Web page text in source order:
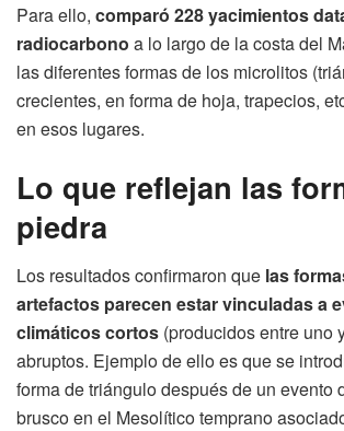
Para ello, comparó 228 yacimientos
radiocarbono a lo largo de la costa del
las diferentes formas de los microlitos
crecientes, en forma de hoja, trapecios,
en esos lugares.
Lo que reflejan las
piedra
Los resultados confirmaron que las
artefactos parecen estar vinculadas a
climáticos cortos (producidos entre uno
abruptos. Ejemplo de ello es que se
forma de triángulo después de un evento
brusco en el Mesolítico temprano